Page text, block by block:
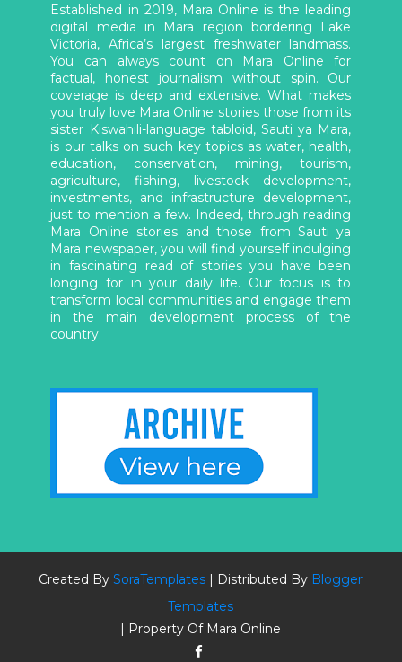
Established in 2019, Mara Online is the leading
digital media in Mara region bordering Lake
Victoria, Africa’s largest freshwater landmass.
You can always count on Mara Online for
factual, honest journalism without spin. Our
coverage is deep and extensive. What makes
you truly love Mara Online stories those from its
sister Kiswahili-language tabloid, Sauti ya Mara,
is our talks on such key topics as water, health,
education, conservation, mining, tourism,
agriculture, fishing, livestock development,
investments, and infrastructure development,
just to mention a few. Indeed, through reading
Mara Online stories and those from Sauti ya
Mara newspaper, you will find yourself indulging
in fascinating read of stories you have been
longing for in your daily life. Our focus is to
transform local communities and engage them
in the main development process of the
country.
Created BySoraTemplates | Distributed By Blogger
Templates
| Property Of Mara Online